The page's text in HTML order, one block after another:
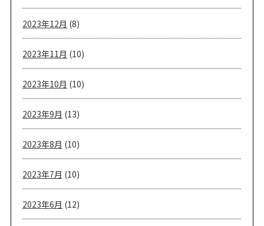
2023年12月 (8)
2023年11月 (10)
2023年10月 (10)
2023年9月 (13)
2023年8月 (10)
2023年7月 (10)
2023年6月 (12)